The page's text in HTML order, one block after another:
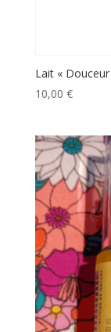
Lait «
10,00 €